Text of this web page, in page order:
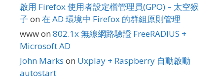
啟用 Firefox 使用者設定檔管理員(GPO) – 太空猴
子 on 在 AD 環境中 Firefox 的群組原則管理
wwwon 802.1x 無線網路驗證 FreeRADIUS +
Microsoft AD
John Marks on Uxplay + Raspberry 自動啟動
autostart